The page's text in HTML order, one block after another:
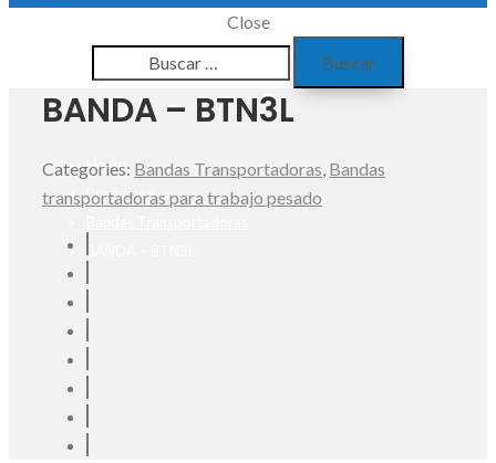
Close
Buscar:
BANDA – BTN3L
Home
Productos
BANDA – BTN3L
Categories: Bandas Transportadoras, Bandas
transportadoras para trabajo pesado